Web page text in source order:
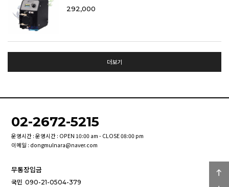
292,000
더보기
02-2672-5215
운영시간 : 운영시간 : OPEN 10:00 am - CLOSE 08:00 pm
이메일 : dongmulnara@naver.com
무통장입금
국민 090-21-0504-379